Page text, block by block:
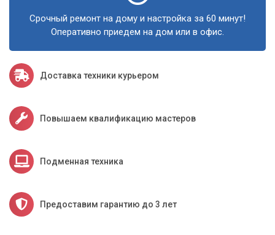
Срочный ремонт на дому и настройка за 60 минут!
Оперативно приедем на дом или в офис.
Доставка техники курьером
Повышаем квалификацию мастеров
Подменная техника
Предоставим гарантию до 3 лет